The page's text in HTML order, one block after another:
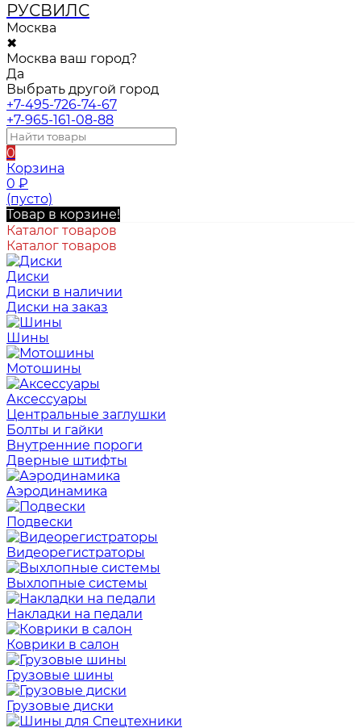
РУСВИЛС
Москва
✖
Москва ваш город?
Да
Выбрать другой город
+7-495-726-74-67
+7-965-161-08-88
0
Корзина
0 ₽
(пусто)
Товар в корзине!
Каталог товаров
Каталог товаров
Диски
Диски в наличии
Диски на заказ
Шины
Мотошины
Аксессуары
Центральные заглушки
Болты и гайки
Внутренние пороги
Дверные штифты
Аэродинамика
Подвески
Видеорегистраторы
Выхлопные системы
Накладки на педали
Коврики в салон
Грузовые шины
Грузовые диски